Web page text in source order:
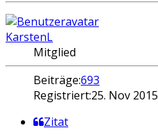
KarstenL
Mitglied
Beiträge:693
Registriert:25. Nov 2015
Zitat